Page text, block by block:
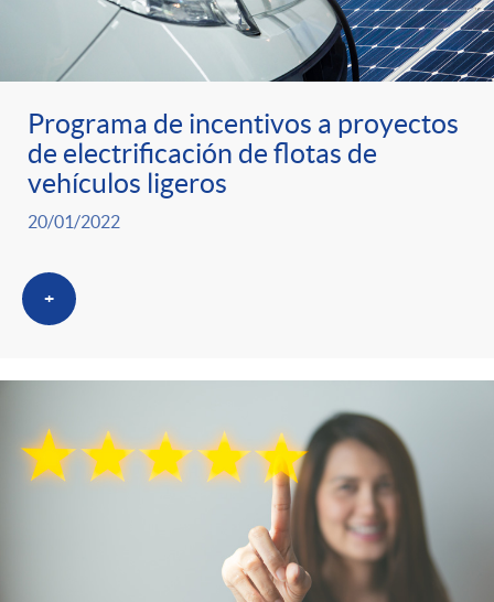
Programa de incentivos a proyectos
de electrificación de flotas de
vehículos ligeros
20/01/2022
+